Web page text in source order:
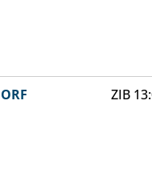
ORF ZIB